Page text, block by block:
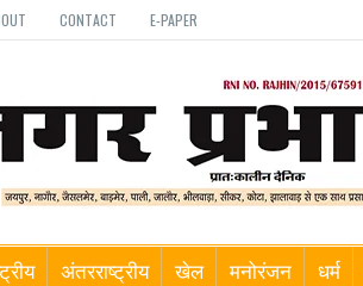
CONTACT E-PAPER
अंतरराष्ट्रीय खेल मनोरंजन धर्म